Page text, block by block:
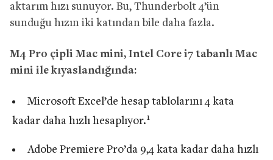
aktarım hızı sunuyor. Bu, Thunderbolt 4’ün
sunduğu hızın iki katından bile daha fazla.
M4 Pro çipli Mac mini, Intel Core i7 tabanlı Mac
mini ile kıyaslandığında:
Microsoft Excel’de hesap tablolarını 4 kata
kadar daha hızlı hesaplıyor.1
Adobe Premiere Pro’da 9,4 kata kadar daha hızlı